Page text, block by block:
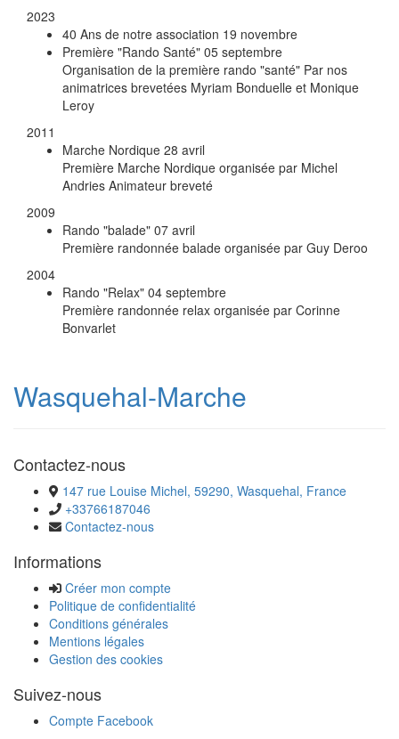
2023
40 Ans de notre association 19 novembre
Première "Rando Santé" 05 septembre
Organisation de la première rando "santé" Par nos
animatrices brevetées Myriam Bonduelle et Monique
Leroy
2011
Marche Nordique 28 avril
Première Marche Nordique organisée par Michel
Andries Animateur breveté
2009
Rando "balade" 07 avril
Première randonnée balade organisée par Guy Deroo
2004
Rando "Relax" 04 septembre
Première randonnée relax organisée par Corinne
Bonvarlet
Wasquehal-Marche
Contactez-nous
147 rue Louise Michel, 59290, Wasquehal, France
+33766187046
Contactez-nous
Informations
Créer mon compte
Politique de confidentialité
Conditions générales
Mentions légales
Gestion des cookies
Suivez-nous
Compte Facebook